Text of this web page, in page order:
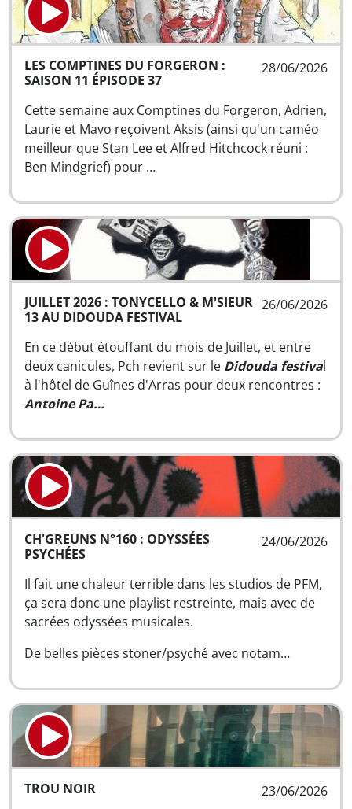
28/06/2026
LES COMPTINES DU FORGERON :
SAISON 11 ÉPISODE 37
Cette semaine aux Comptines du Forgeron, Adrien,
Laurie et Mavo reçoivent Aksis (ainsi qu'un caméo
meilleur que Stan Lee et Alfred Hitchcock réuni :
Ben Mindgrief) pour …
26/06/2026
JUILLET 2026 : TONYCELLO & M'SIEUR
13 AU DIDOUDA FESTIVAL
En ce début étouffant du mois de Juillet, et entre
deux canicules, Pch revient sur le Didouda festival
à l'hôtel de Guînes d'Arras pour deux rencontres :
Antoine Pa…
24/06/2026
CH'GREUNS N°160 : ODYSSÉES
PSYCHÉES
Il fait une chaleur terrible dans les studios de PFM,
ça sera donc une playlist restreinte, mais avec de
sacrées odyssées musicales.
De belles pièces stoner/psyché avec notam…
23/06/2026
TROU NOIR